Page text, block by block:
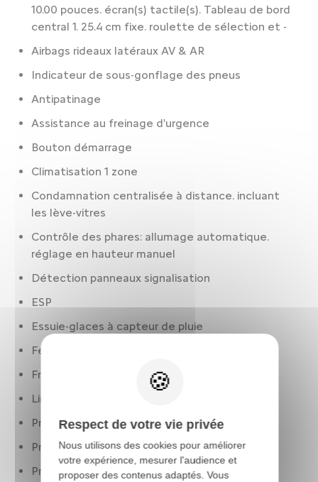
10.00 pouces. écran(s) tactile(s). Tableau de bord
central 1. 25.4 cm fixe. roulette de sélection et -
Airbags rideaux latéraux AV & AR
Indicateur de sous-gonflage des pneus
Antipatinage
Assistance au freinage d'urgence
Bouton démarrage
Climatisation 1 zone
Condamnation centralisée à distance. incluant
les lève-vitres
Contrôle des phares: allumage automatique.
réglage en hauteur manuel
Détection panneaux signalisation
ESP
Essuie-glaces à capteur de pluie
Feux à LED
Frein à main électrique
Limiteur de vitesse
Préparation Isofix
Prise(s) 12V : AV et AR
Programme de stabilité de remorque
Respect de votre vie privée
Nous utilisons des cookies pour améliorer
votre expérience, mesurer l'audience et
proposer des contenus adaptés. Vous